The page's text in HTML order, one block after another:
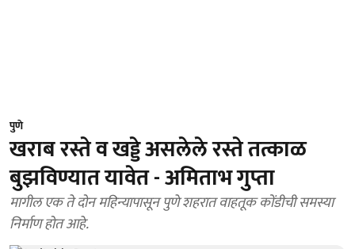
पुणे
खराब रस्ते व खड्डे असलेले रस्ते तत्काळ
बुझविण्यात यावेत - अमिताभ गुप्ता
मागील एक ते दोन महिन्यापासून पुणे शहरात वाहतूक कोंडीची समस्या
निर्माण होत आहे.